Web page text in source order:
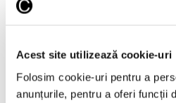
Acest site utilizează cookie-uri
Folosim cookie-uri pentru a
anunțurile, pentru a oferi funcții